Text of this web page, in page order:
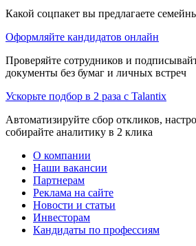
Какой соцпакет вы предлагаете
Оформляйте кандидатов онлайн
Проверяйте сотрудников и
документы без бумаг и личных встреч
Ускорьте подбор в 2 раза с Talantix
Автоматизируйте сбор откликов,
собирайте аналитику в 2 клика
О компании
Наши вакансии
Партнерам
Реклама на сайте
Новости и статьи
Инвесторам
Кандидаты по профессиям